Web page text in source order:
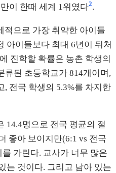
이 한때 세계 1위였다2.
적으로 가장 취약한 아이들
아이들보다 최대 6년이 뒤처
진학할 확률은 농촌 학생의
류된 초등학교가 814개이며,
, 전국 학생의 5.3%를 차지한
14.4명으로 전국 평균의 절
좋아 보이지만(6:1 vs 전국
가린다. 교사가 너무 많은
는 것이다. 그리고 남아 있는